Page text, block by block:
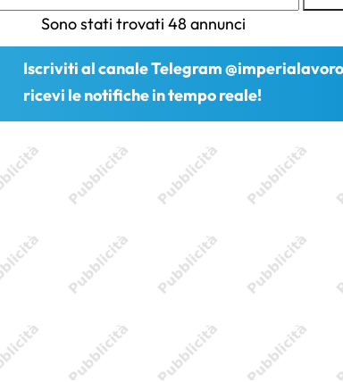
Sono stati trovati 48 annunci
Iscriviti al canale Telegram @imperialavoro
ricevi le notifiche in tempo reale!